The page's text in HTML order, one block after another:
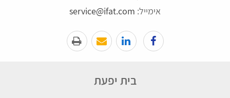
אימייל: service@ifat.com
בית יפעת